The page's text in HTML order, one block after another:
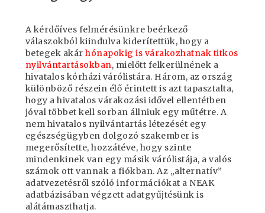
A kérdőíves felmérésünkre beérkező
válaszokból kiindulva kiderítettük, hogy a
betegek akárhónapokig is várakozhatnak titkos
nyilvántartásokban, mielőtt felkerülnének a
hivatalos kórházi várólistára. Három, az ország
különböző részein élő érintett is azt tapasztalta,
hogy a hivatalos várakozási idővel ellentétben
jóval többet kell sorban állniuk egy műtétre. A
nem hivatalos nyilvántartás létezését egy
egészségügyben dolgozó szakember is
megerősítette, hozzátéve, hogy szinte
mindenkinek van egy másik várólistája, a valós
számok ott vannak a fiókban. Az „alternatív”
adatvezetésről szóló információkat a NEAK
adatbázisában végzett adatgyűjtésünk is
alátámaszthatja.